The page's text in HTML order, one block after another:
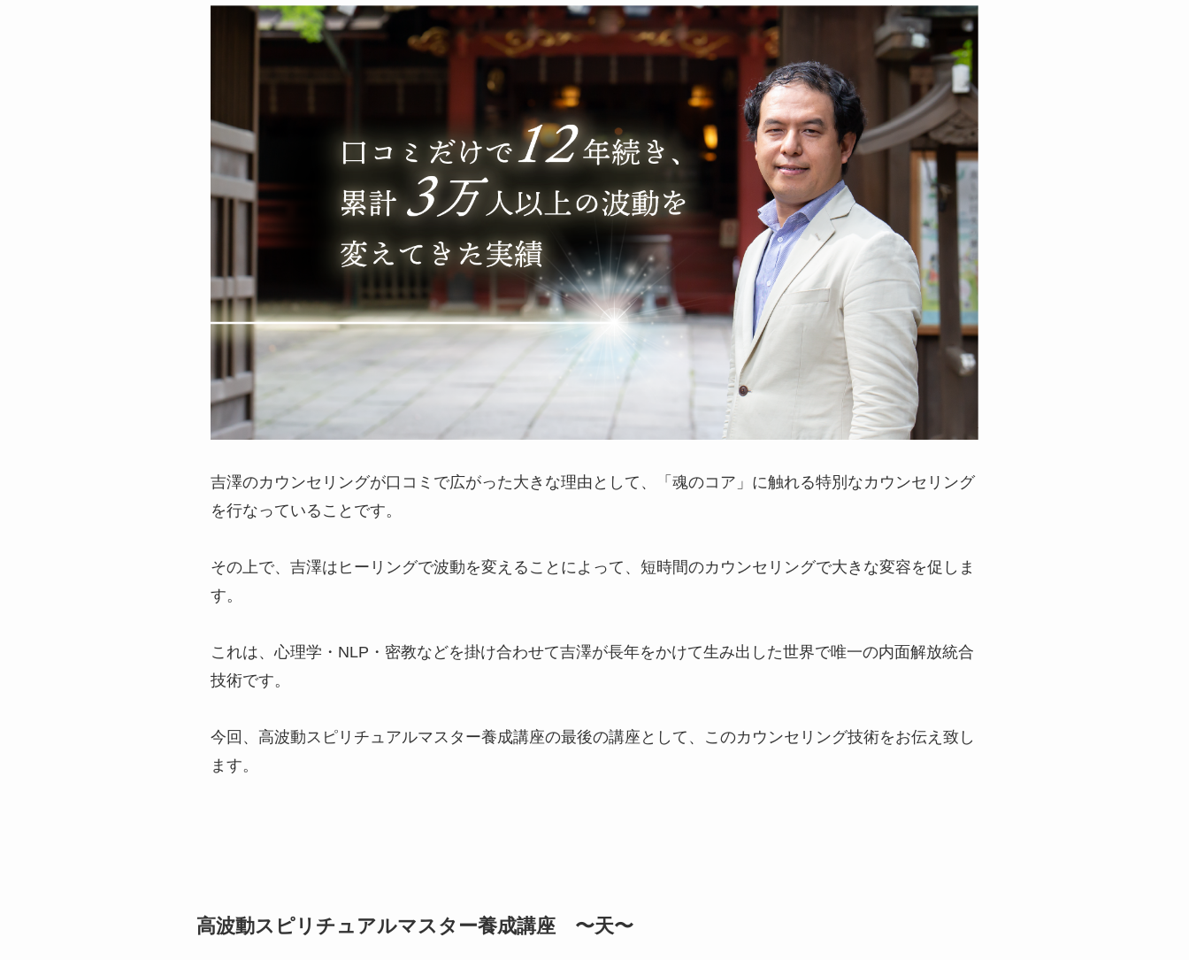
吉澤のカウンセリングが口コミで広がった大きな理由として、「魂のコア」に触れる特別なカウンセリング
を行なっていることです。
その上で、吉澤はヒーリングで波動を変えることによって、短時間のカウンセリングで大きな変容を促しま
す。
これは、心理学・NLP・密教などを掛け合わせて吉澤が長年をかけて生み出した世界で唯一の内面解放統合
技術です。
今回、高波動スピリチュアルマスター養成講座の最後の講座として、このカウンセリング技術をお伝え致し
ます。
高波動スピリチュアルマスター養成講座 〜天〜